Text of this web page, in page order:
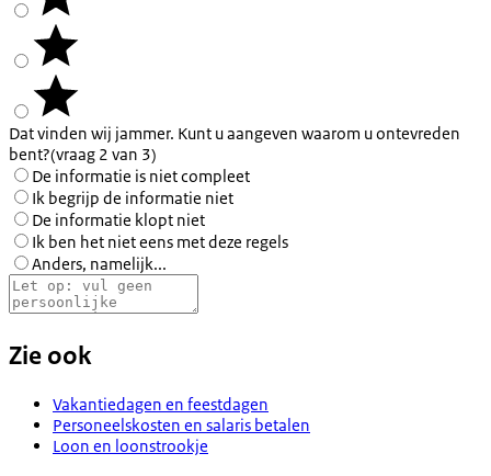
Dat vinden wij jammer. Kunt u aangeven waarom u ontevreden
bent?(vraag 2 van 3)
De informatie is niet compleet
Ik begrijp de informatie niet
De informatie klopt niet
Ik ben het niet eens met deze regels
Anders, namelijk...
Zie ook
Vakantiedagen en feestdagen
Personeelskosten en salaris betalen
Loon en loonstrookje